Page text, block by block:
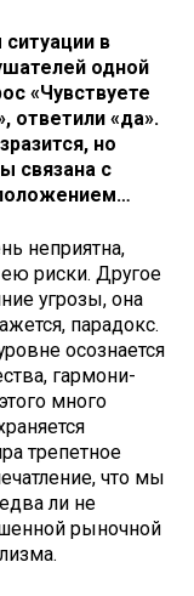
в
одной
«Чувствуете
ответили «да».
но
связана с
неприятна,
риски. Другое
угрозы, она
парадокс.
осознается
гармони­
много
трепетное
что мы
ли не
ры­ночной